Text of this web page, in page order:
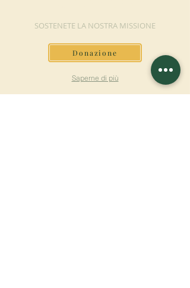
SOSTENETE LA NOSTRA MISSIONE
Donazione
Saperne di più